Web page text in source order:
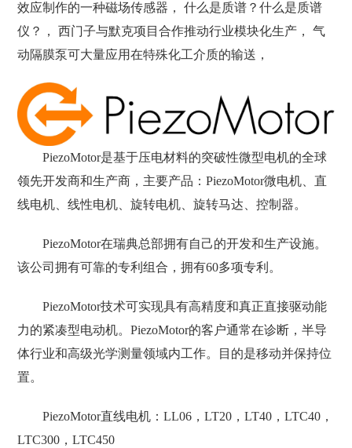
效应制作的一种磁场传感器， 什么是质谱？什么是质谱
仪？， 西门子与默克项目合作推动行业模块化生产， 气
动隔膜泵可大量应用在特殊化工介质的输送，
PiezoMotor是基于压电材料的突破性微型电机的全球
领先开发商和生产商，主要产品：PiezoMotor微电机、直
线电机、线性电机、旋转电机、旋转马达、控制器。
PiezoMotor在瑞典总部拥有自己的开发和生产设施。
该公司拥有可靠的专利组合，拥有60多项专利。
PiezoMotor技术可实现具有高精度和真正直接驱动能
力的紧凑型电动机。PiezoMotor的客户通常在诊断，半导
体行业和高级光学测量领域内工作。目的是移动并保持位
置。
PiezoMotor直线电机：LL06，LT20，LT40，LTC40，
LTC300，LTC450